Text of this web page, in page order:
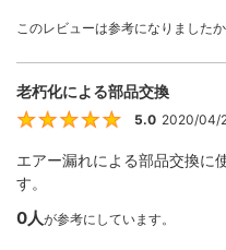
このレビューは参考になりましたか
老朽化による部品交換
5.0 2020/04/
エアー漏れによる部品交換に
す。
0人が参考にしています。